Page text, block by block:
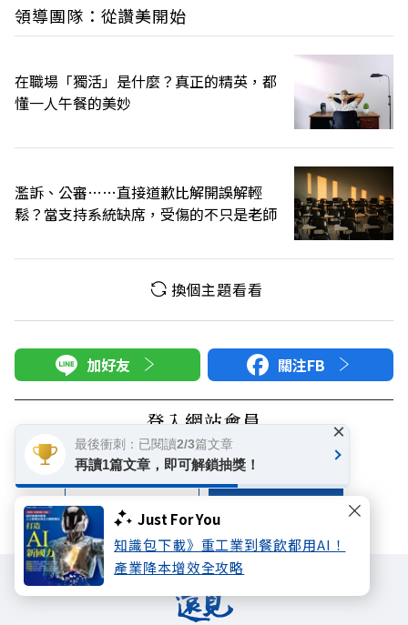
Just For You
知識包下載》重工業到餐飲都用AI！
產業降本增效全攻略
領導團隊：從讚美開始
在職場「獨活」是什麼？真正的精英，都
懂一人午餐的美妙
濫訴、公審……直接道歉比解開誤解輕
鬆？當支持系統缺席，受傷的不只是老師
換個主題看看
加好友 關注FB
登入網站會員
享受更多個人化的會員服務
會員登入
最後衝刺：已閱讀2/3篇文章
再讀1篇文章，即可解鎖抽獎！
×